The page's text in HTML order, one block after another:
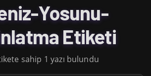
Yosunu-
Etiketi
sahip 1 yazı bulundu